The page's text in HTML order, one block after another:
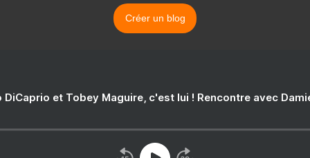
Créer un blog
DiCaprio et Tobey Maguire, c'est lui ! Rencontre avec